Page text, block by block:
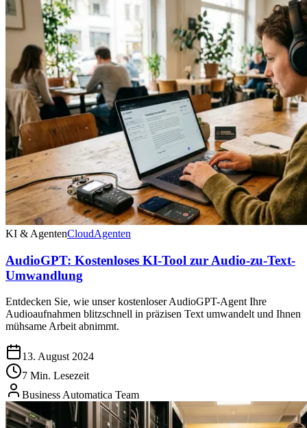
KI & AgentenCloudAgenten
AudioGPT: Kostenloses KI-Tool zur Audio-zu-Text-
Umwandlung
Entdecken Sie, wie unser kostenloser AudioGPT-Agent Ihre
Audioaufnahmen blitzschnell in präzisen Text umwandelt und Ihnen
mühsame Arbeit abnimmt.
13. August 2024
7 Min. Lesezeit
Business Automatica Team